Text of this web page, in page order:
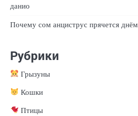
данио
Почему сом анциструс прячется днём
Рубрики
Грызуны
Кошки
Птицы